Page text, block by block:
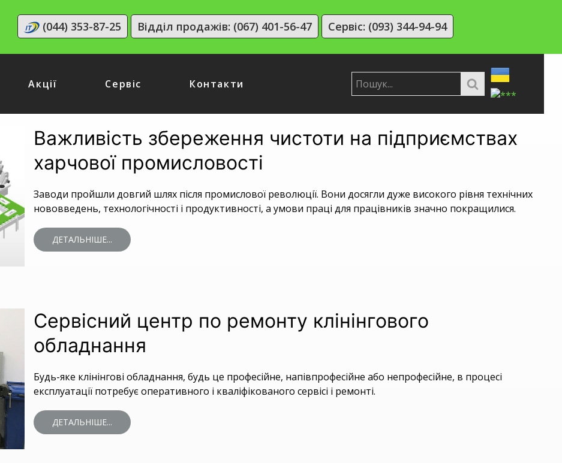
(044) 353-87-25 Відділ продажів: (067) 401-56-47 Сервіс: (093) 344-94-94
Акції Сервіс Контакти
Важливість збереження чистоти на підприємствах
харчової промисловості
Заводи пройшли довгий шлях після промислової революції. Вони досягли дуже високого рівня технічних
нововведень, технологічності і продуктивності, а умови праці для працівників значно покращилися.
ДЕТАЛЬНІШЕ...
Сервісний центр по ремонту клінінгового
обладнання
Будь-яке клінінгові обладнання, будь це професійне, напівпрофесійне або непрофесійне, в процесі
експлуатації потребує оперативного і кваліфікованого сервісі і ремонті.
ДЕТАЛЬНІШЕ...